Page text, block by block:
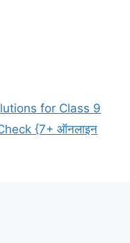
for Class 9
{7+ ऑनलाइन